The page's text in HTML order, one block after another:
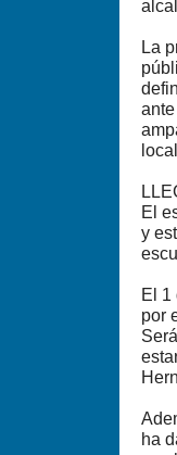
La
El
y
El 1
por
ha